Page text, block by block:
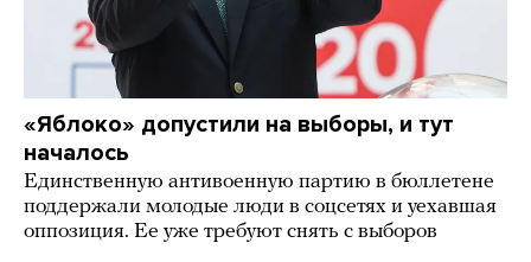
«Яблоко» допустили на выборы, и тут
началось
Единственную антивоенную партию в бюллетене
поддержали молодые люди в соцсетях и уехавшая
оппозиция. Ее уже требуют снять с выборов